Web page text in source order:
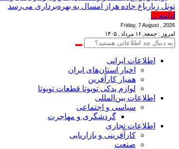
تونل زیارباغ جاده هراز امسال به بهره‌برداری می‌رسد
ادامه ...
Friday, 7 August , 2026
امروز : جمعه, ۱۶ مرداد , ۱۴۰۵
اطلاعات‌ ‎ایرانی
اخبار استان‌های ایران
همیار کارآفرین
لوازم یدکی تویوتا قطعات تویوتا
اطلاعات بین‌المللی
سیاسی و اجتماعی
گردشگری و مهاجرت
اطلاعات تجاری
کارآفرینی و بازاریابی
صنعت